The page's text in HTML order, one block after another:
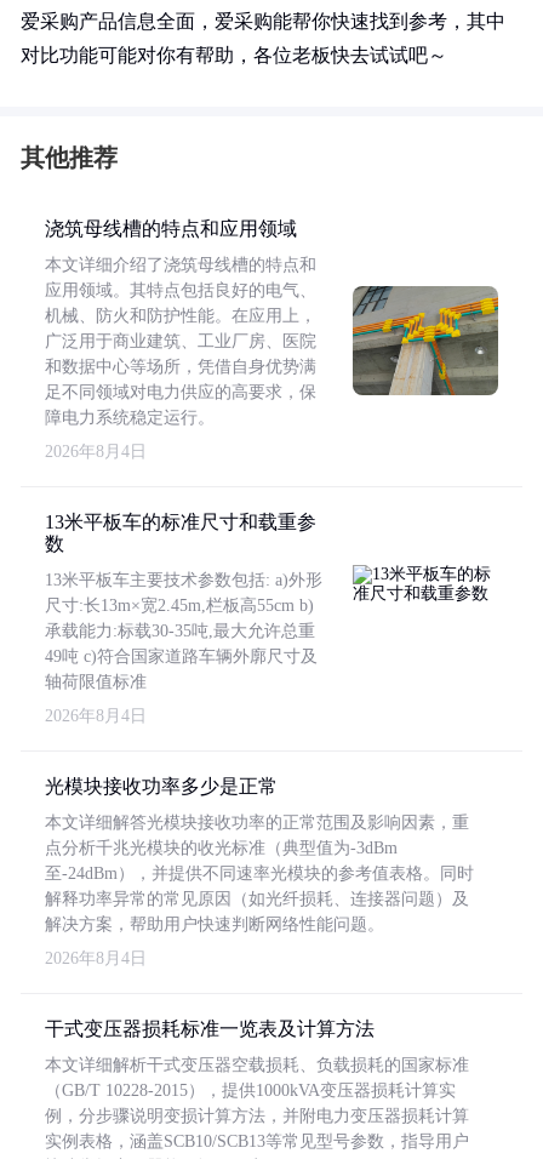
爱采购产品信息全面，爱采购能帮你快速找到参考，其中
对比功能可能对你有帮助，各位老板快去试试吧～
其他推荐
浇筑母线槽的特点和应用领域
本文详细介绍了浇筑母线槽的特点和
应用领域。其特点包括良好的电气、
机械、防火和防护性能。在应用上，
广泛用于商业建筑、工业厂房、医院
和数据中心等场所，凭借自身优势满
足不同领域对电力供应的高要求，保
障电力系统稳定运行。
2026年8月4日
13米平板车的标准尺寸和载重参
数
13米平板车主要技术参数包括: a)外形
尺寸:长13m×宽2.45m,栏板高55cm b)
承载能力:标载30-35吨,最大允许总重
49吨 c)符合国家道路车辆外廓尺寸及
轴荷限值标准
2026年8月4日
光模块接收功率多少是正常
本文详细解答光模块接收功率的正常范围及影响因素，重
点分析千兆光模块的收光标准（典型值为-3dBm
至-24dBm），并提供不同速率光模块的参考值表格。同时
解释功率异常的常见原因（如光纤损耗、连接器问题）及
解决方案，帮助用户快速判断网络性能问题。
2026年8月4日
干式变压器损耗标准一览表及计算方法
本文详细解析干式变压器空载损耗、负载损耗的国家标准
（GB/T 10228-2015），提供1000kVA变压器损耗计算实
例，分步骤说明变损计算方法，并附电力变压器损耗计算
实例表格，涵盖SCB10/SCB13等常见型号参数，指导用户